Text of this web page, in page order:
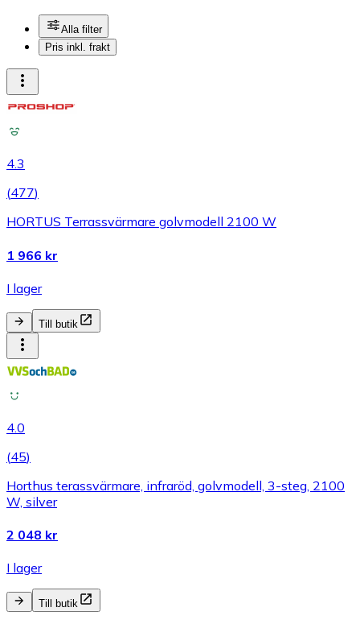
Alla filter
Pris inkl. frakt
4.3
(477)
HORTUS Terrassvärmare golvmodell 2100 W
1 966 kr
I lager
Till butik
4.0
(45)
Horthus terassvärmare, infraröd, golvmodell, 3-steg, 2100
W, silver
2 048 kr
I lager
Till butik